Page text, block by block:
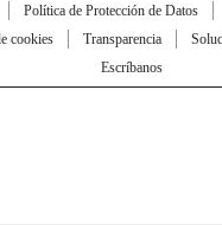
Política de Protección de Datos
cookies
Transparencia
Escríbanos